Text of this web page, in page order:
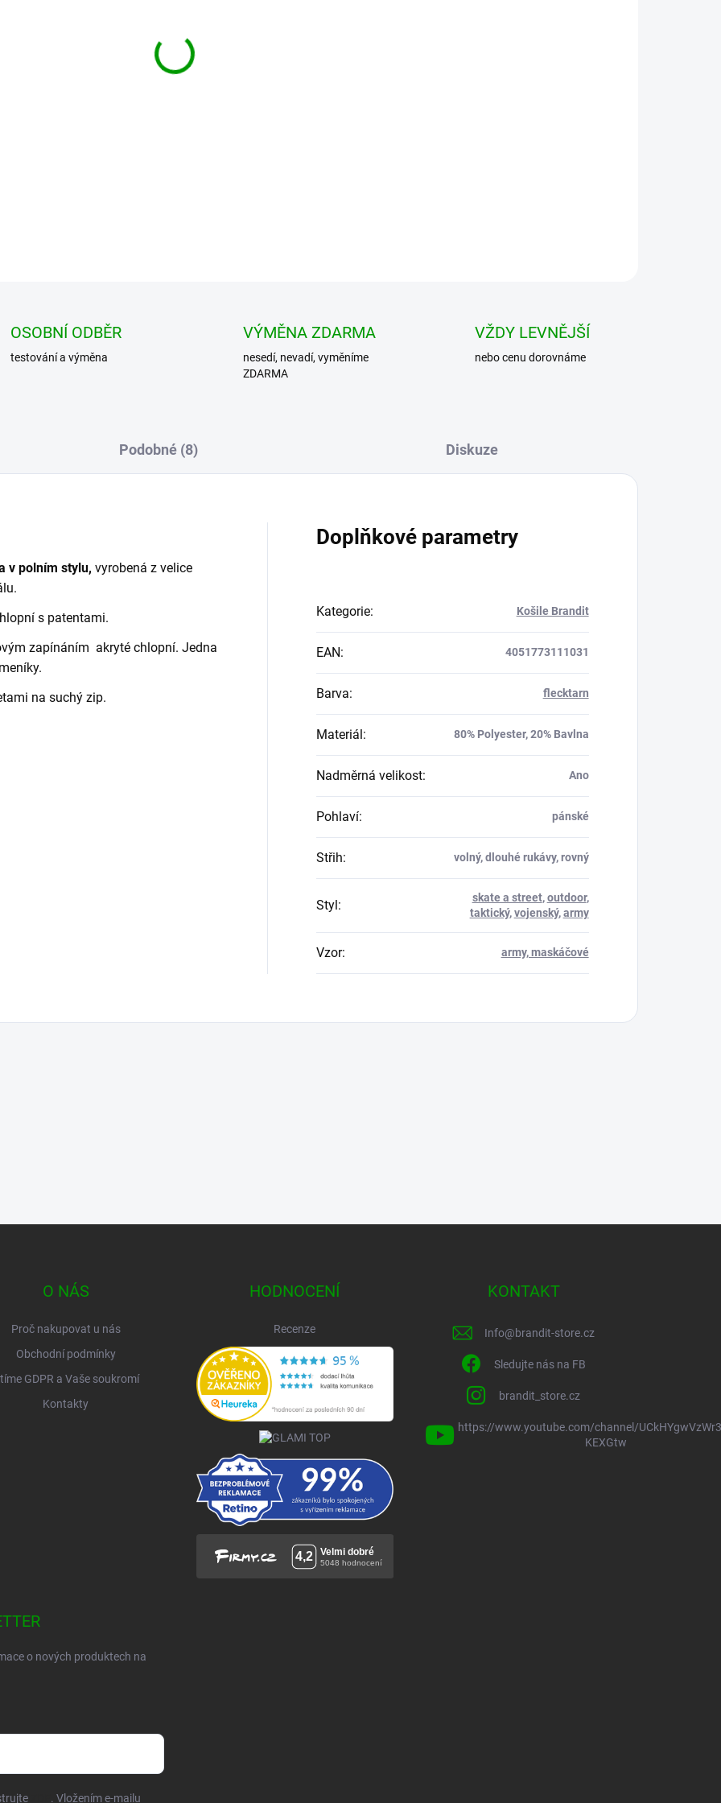
OSOBNÍ ODBĚR
testování a výměna
VÝMĚNA ZDARMA
nesedí, nevadí, vyměníme
ZDARMA
VŽDY LEVNĚJŠÍ
nebo cenu dorovnáme
Podobné (8) Diskuze
v polním stylu, vyrobená z velice
s patentami.
zapínáním akryté chlopní. Jedna
na suchý zip.
Doplňkové parametry
Kategorie: Košile Brandit
EAN: 4051773111031
Barva: flecktarn
Materiál: 80% Polyester, 20% Bavlna
Nadměrná velikost: Ano
Pohlaví: pánské
Střih: volný, dlouhé rukávy, rovný
Styl: skate a street,outdoor,
taktický,vojenský,army
Vzor: army, maskáčové
O NÁS
Proč nakupovat u nás
Obchodní podmínky
GDPR a Vaše soukromí
Kontakty
HODNOCENÍ
Recenze
KONTAKT
Info@brandit-store.cz
Sledujte nás na FB
brandit_store.cz
https://www.youtube.com/channel/
KEXGtw
o nových produktech na
. Vložením e-mailu